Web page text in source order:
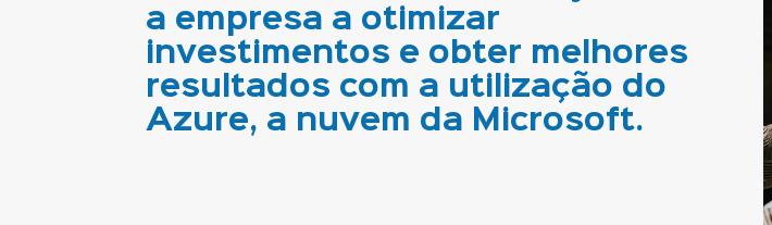
a empresa a otimizar
investimentos e obter melhores
resultados com a utilização do
Azure, a nuvem da Microsoft.